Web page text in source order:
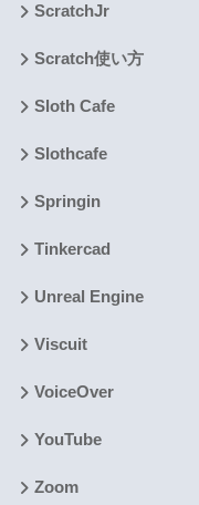
ScratchJr
Scratch使い方
Sloth Cafe
Slothcafe
Springin
Tinkercad
Unreal Engine
Viscuit
VoiceOver
YouTube
Zoom